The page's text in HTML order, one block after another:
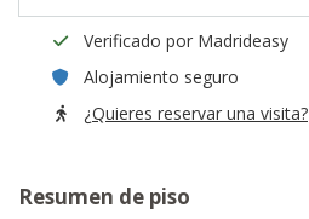
Verificado por Madrideasy
Alojamiento seguro
¿Quieres reservar una visita?
Resumen de piso